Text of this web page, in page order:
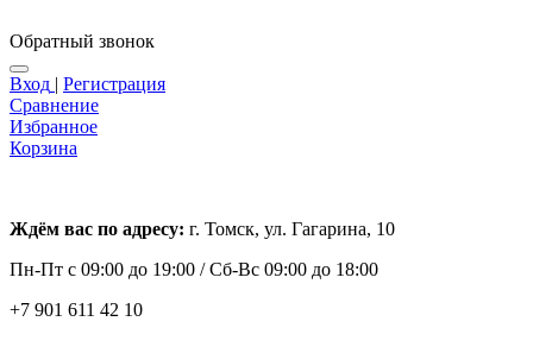
Обратный звонок
Вход | Регистрация
Сравнение
Избранное
Корзина
Ждём вас по адресу: г. Томск, ул. Гагарина, 10
Пн-Пт с 09:00 до 19:00 /Сб-Вс 09:00 до 18:00
+7 901 611 42 10